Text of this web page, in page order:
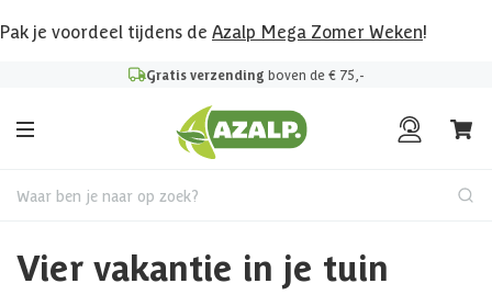
Pak je voordeel tijdens de Azalp Mega Zomer Weken!
Gratis verzending boven de € 75,-
Waar ben je naar op zoek?
Vier vakantie in je tuin